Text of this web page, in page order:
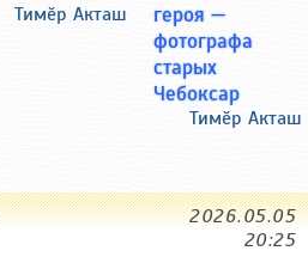
Тимӗр Акташ
героя —
фотографа
старых
Чебоксар
Тимӗр Акташ
2026.05.05
20:25